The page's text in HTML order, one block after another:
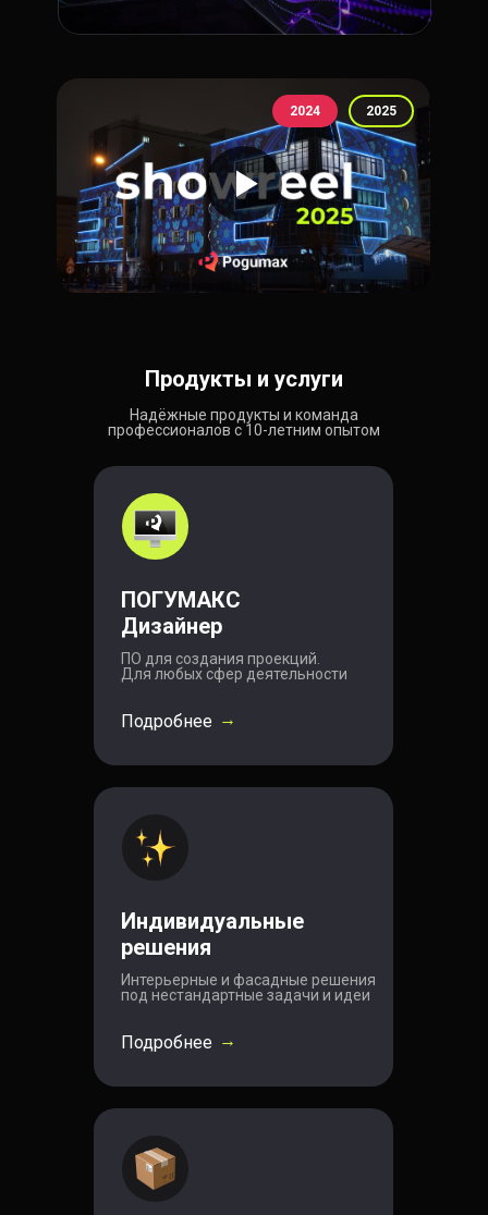
2025
2024 2025
2024
Продукты и услуги
Надёжные продукты и команда
профессионалов с 10-летним опытом
ПОГУМАКС
Дизайнер
Подробнее →
ПО для создания проекций.
Для любых сфер деятельности
Индивидуальные
решения
Подробнее →
Интерьерные и фасадные решения
под нестандартные задачи и идеи